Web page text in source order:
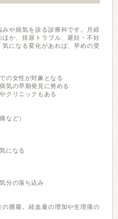
や病気を診る診療科です。月経
ほか、排尿トラブル、避妊・不妊
になる変化があれば、早めの受
の女性が対象となる
気の早期発見に努める
クリニックもある
など）
になる
分の落ち込み
の腫瘍。経血量の増加や生理痛の